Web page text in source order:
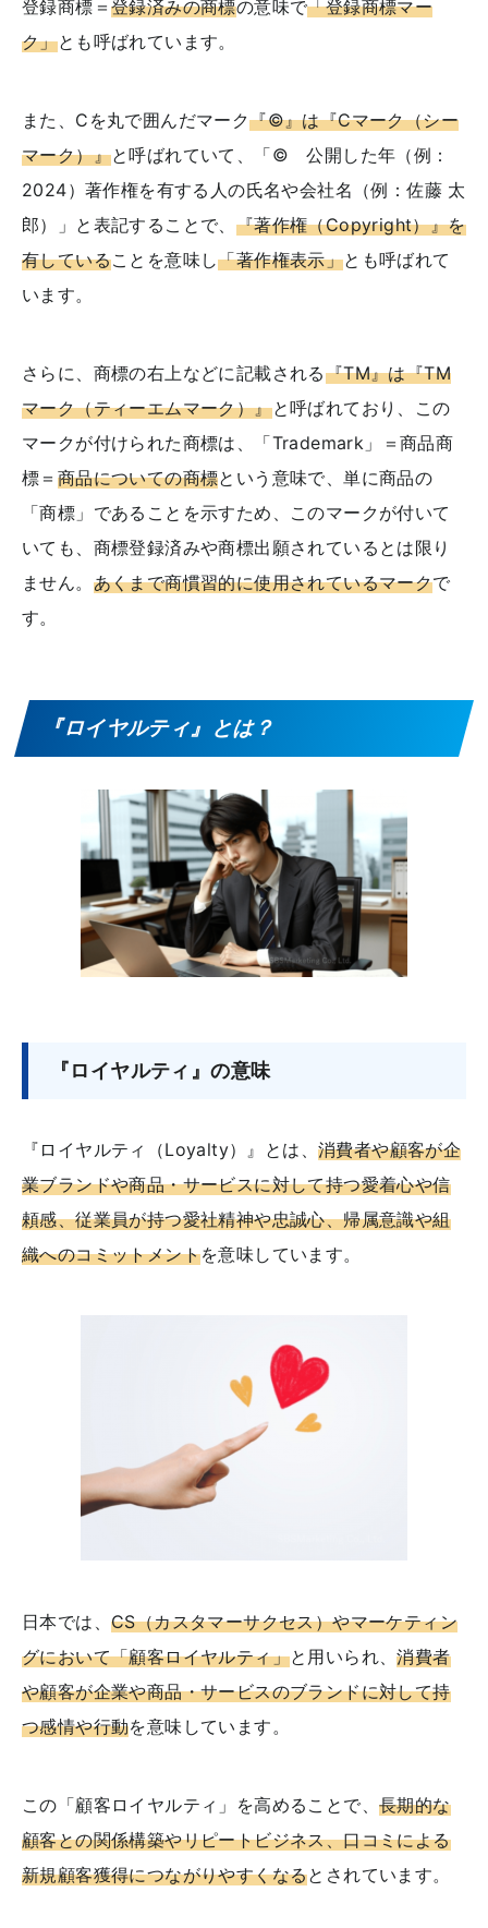
登録商標＝ 登録済みの商標の意味で「登録商標マー
ク」とも呼ばれています。
また、Cを丸で囲んだマーク『©』は『Cマーク（シー
マーク）』と呼ばれていて、「© 公開した年（例：
2024）著作権を有する人の氏名や会社名（例：佐藤 太
郎）」と表記することで、 『著作権（Copyright）』を
有していることを意味し「著作権表示」とも呼ばれて
います。
さらに、商標の右上などに記載される『TM』は『TM
マーク（ティーエムマーク）』と呼ばれており、この
マークが付けられた商標は、「Trademark」＝商品商
標＝ 商品についての商標という意味で、単に商品の
「商標」であることを示すため、このマークが付いて
いても、商標登録済みや商標出願されているとは限り
ません。 あくまで商慣習的に使用されているマークで
す。
『ロイヤルティ』とは？
『ロイヤルティ』の意味
『ロイヤルティ（Loyalty）』とは、 消費者や顧客が企
業ブランドや商品・サービスに対して持つ愛着心や信
頼感、従業員が持つ愛社精神や忠誠心、帰属意識や組
織へのコミットメントを意味しています。
日本では、 CS（カスタマーサクセス）やマーケティン
グにおいて「顧客ロイヤルティ」と用いられ、消費者
や顧客が企業や商品・サービスのブランドに対して持
つ感情や行動を意味しています。
この「顧客ロイヤルティ」を高めることで、 長期的な
顧客との関係構築やリピートビジネス、口コミによる
新規顧客獲得につながりやすくなるとされています。